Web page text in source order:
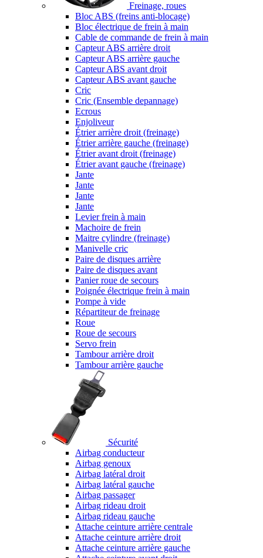
Freinage, roues
Bloc ABS (freins anti-blocage)
Bloc électrique de frein à main
Cable de commande de frein à main
Capteur ABS arrière droit
Capteur ABS arrière gauche
Capteur ABS avant droit
Capteur ABS avant gauche
Cric
Cric (Ensemble depannage)
Ecrous
Enjoliveur
Étrier arrière droit (freinage)
Étrier arrière gauche (freinage)
Étrier avant droit (freinage)
Étrier avant gauche (freinage)
Jante
Jante
Jante
Jante
Levier frein à main
Machoire de frein
Maitre cylindre (freinage)
Manivelle cric
Paire de disques arrière
Paire de disques avant
Panier roue de secours
Poignée électrique frein à main
Pompe à vide
Répartiteur de freinage
Roue
Roue de secours
Servo frein
Tambour arrière droit
Tambour arrière gauche
Sécurité
Airbag conducteur
Airbag genoux
Airbag latéral droit
Airbag latéral gauche
Airbag passager
Airbag rideau droit
Airbag rideau gauche
Attache ceinture arrière centrale
Attache ceinture arrière droit
Attache ceinture arrière gauche